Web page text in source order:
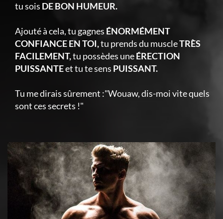
tu sois DE BON HUMEUR.
Ajouté à cela, tu gagnes ÉNORMÉMENT
CONFIANCE EN TOI,tu prends du muscleTRÈS
FACILEMENT,tu possèdes uneÉRECTION
PUISSANTEet tu te sens PUISSANT.
Tu me dirais sûrement :"Wouaw, dis-moi vite quels
sont ces secrets !"